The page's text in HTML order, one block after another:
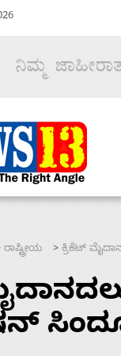
ರಾಜಕಾರಣಕ್ಕೆ:
ರಾಷ್ಟ್ರೀಯ > ಕ್ರಿಕೆಟ್‌